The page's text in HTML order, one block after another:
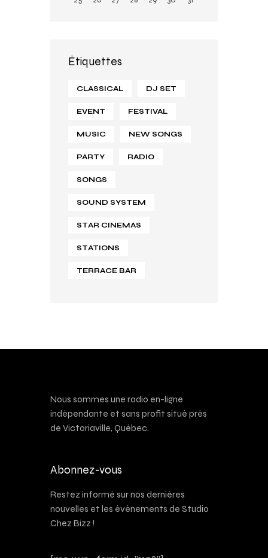
Étiquettes
CLASSICAL DJ SET
EVENT FESTIVAL
MUSIC NEW SONGS
PARTY RADIO
SONGS
SOUND SYSTEM
STAR CINEMAS
STATIONS
TERRACE BAR
Nous sommes une radio en-ligne
indépendante et sans profit situé près
de Victoriaville, Québec.
Abonnez-vous
Restez informé sur nos dernières
nouvelles et les événements de Studio
Chez Bizz !